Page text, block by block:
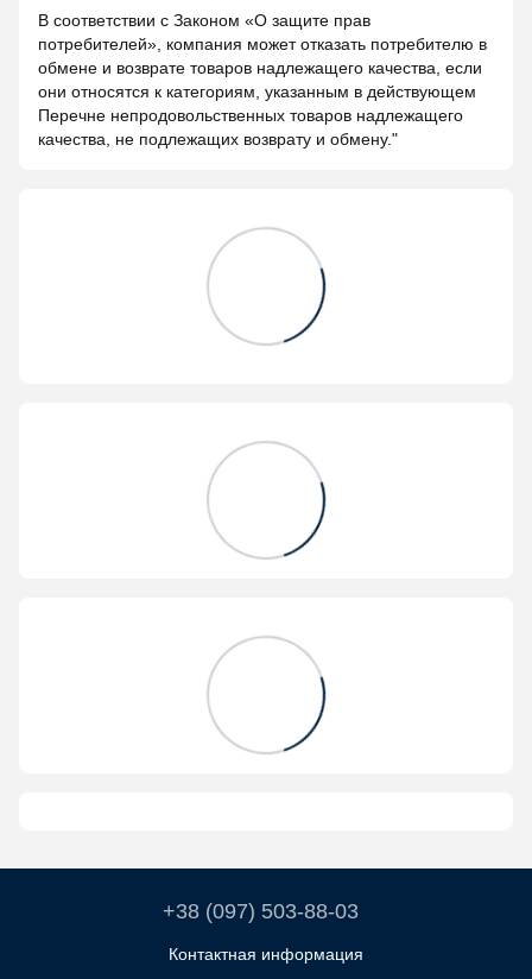
В соответствии с Законом «О защите прав
потребителей», компания может отказать потребителю в
обмене и возврате товаров надлежащего качества, если
они относятся к категориям, указанным в действующем
Перечне непродовольственных товаров надлежащего
качества, не подлежащих возврату и обмену."
+38 (097) 503-88-03
Контактная информация